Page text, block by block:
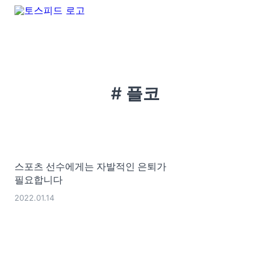
# 플코
스포츠 선수에게는 자발적인 은퇴가
필요합니다
2022.01.14